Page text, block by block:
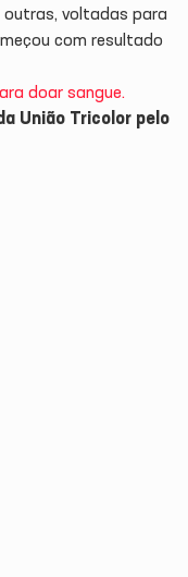
voltadas para
com resultado
doar sangue.
União Tricolor pelo